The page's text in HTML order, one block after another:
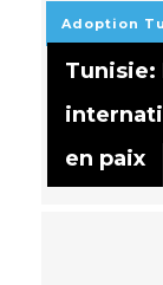
Adoption
Tunisie:
en paix